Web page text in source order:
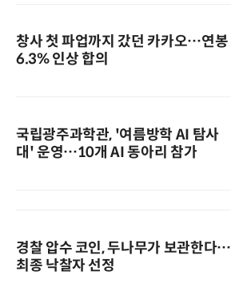
창사 첫 파업까지 갔던 카카오…연봉
6.3% 인상 합의
국립광주과학관, '여름방학 AI 탐사
대' 운영…10개 AI 동아리 참가
경찰 압수 코인, 두나무가 보관한다…
최종 낙찰자 선정